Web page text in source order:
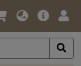
Nyelv
Pénznem
Fő